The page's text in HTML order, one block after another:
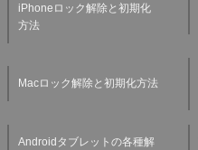
iPhoneロック解除と初期化
方法
Macロック解除と初期化方法
Androidタブレットの各種解